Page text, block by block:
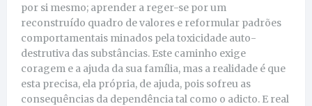
por si mesmo; aprender a reger-se por um
reconstruído quadro de valores e reformular padrões
comportamentais minados pela toxicidade auto-
destrutiva das substâncias. Este caminho exige
coragem e a ajuda da sua família, mas a realidade é que
esta precisa, ela própria, de ajuda, pois sofreu as
consequências da dependência tal como o adicto. E real